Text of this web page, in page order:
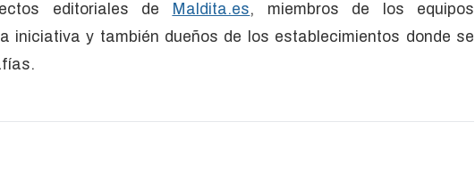
editoriales de
Maldita.es, miembros de los equipos
iniciativa y también dueños de los establecimientos donde se